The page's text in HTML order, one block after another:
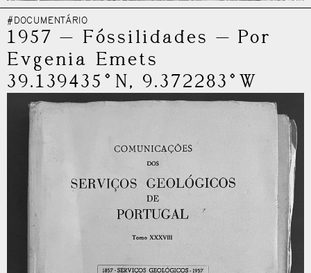
#DOCUMENTÁRIO
1957 — Fóssilidades —Por
Evgenia Emets
39.139435°N, 9.372283°W